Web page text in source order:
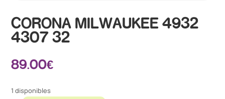
CORONA MILWAUKEE 4932
4307 32
89.00€
1 disponibles